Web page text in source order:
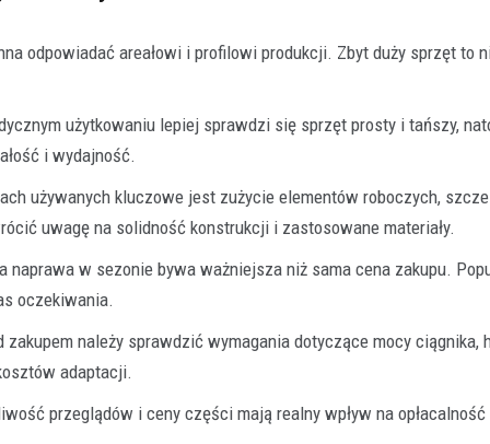
odpowiadać areałowi i profilowi produkcji. Zbyt duży sprzęt to
użytkowaniu lepiej sprawdzi się sprzęt prosty i tańszy,
i wydajność.
używanych kluczowe jest zużycie elementów roboczych,
uwagę na solidność konstrukcji i zastosowane materiały.
naprawa w sezonie bywa ważniejsza niż sama cena zakupu.
oczekiwania.
należy sprawdzić wymagania dotyczące mocy ciągnika,
adaptacji.
przeglądów i ceny części mają realny wpływ na opłacalność